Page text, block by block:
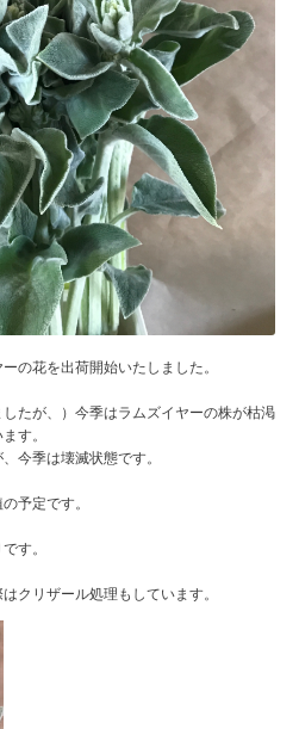
の花を出荷開始いたしました。
たが、）今季はラムズイヤーの株が枯渇
す。
今季は壊滅状態です。
予定です。
す。
クリザール処理もしています。